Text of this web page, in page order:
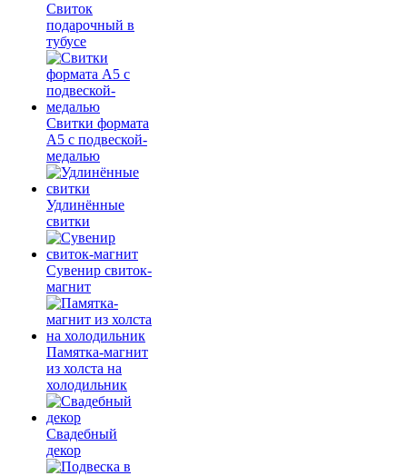
Свиток
подарочный в
тубусе
Свитки формата
А5 с подвеской-
медалью
Удлинённые
свитки
Сувенир свиток-
магнит
Памятка-магнит
из холста на
холодильник
Свадебный
декор